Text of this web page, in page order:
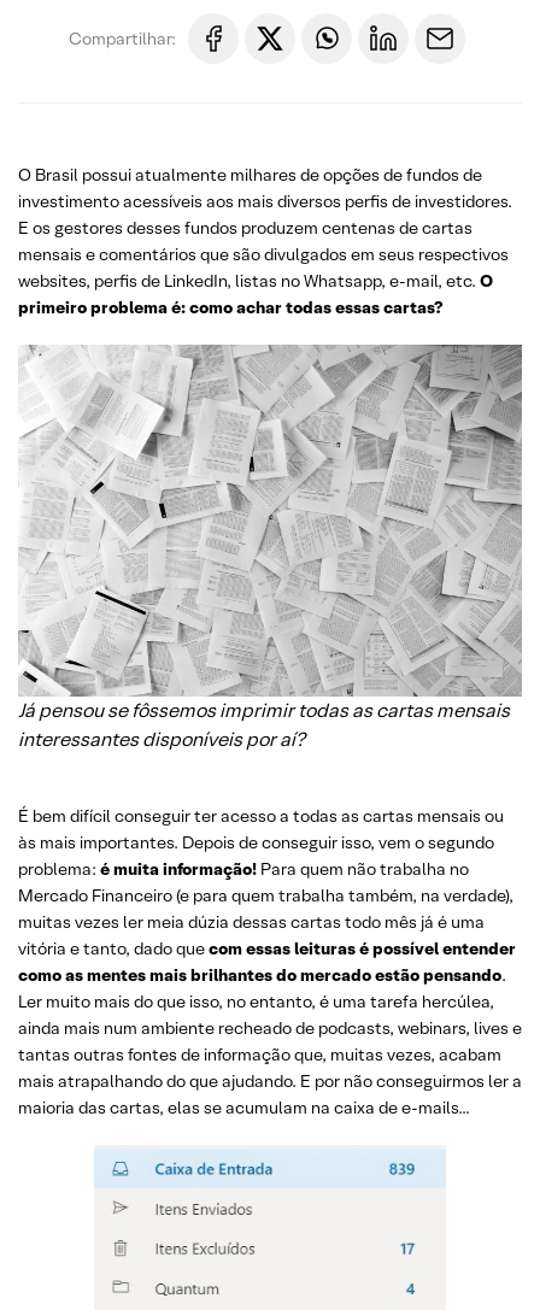
Compartilhar:
O Brasil possui atualmente milhares de opções de fundos de
investimento acessíveis aos mais diversos perfis de investidores.
E os gestores desses fundos produzem centenas de cartas
mensais e comentários que são divulgados em seus respectivos
websites, perfis de LinkedIn, listas no Whatsapp, e-mail, etc. O
primeiro problema é: como achar todas essas cartas?
Já pensou se fôssemos imprimir todas as cartas mensais
interessantes disponíveis por aí?
É bem difícil conseguir ter acesso a todas as cartas mensais ou
às mais importantes. Depois de conseguir isso, vem o segundo
problema: é muita informação! Para quem não trabalha no
Mercado Financeiro (e para quem trabalha também, na verdade),
muitas vezes ler meia dúzia dessas cartas todo mês já é uma
vitória e tanto, dado quecom essas leituras é possível entender
como as mentes mais brilhantes do mercado estão pensando.
Ler muito mais do que isso, no entanto, é uma tarefa hercúlea,
ainda mais num ambiente recheado de podcasts, webinars, lives e
tantas outras fontes de informação que, muitas vezes, acabam
mais atrapalhando do que ajudando. E por não conseguirmos ler a
maioria das cartas, elas se acumulam na caixa de e-mails…